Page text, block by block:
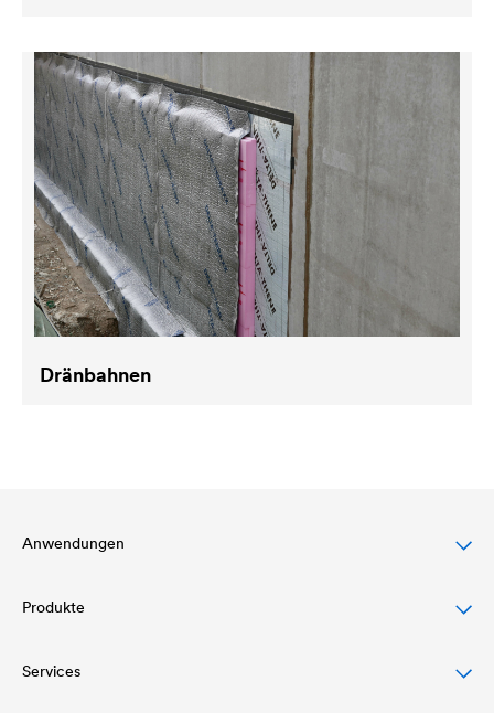
Dränbahnen
Anwendungen
Steildachschutz
Fassadenschutz & -gestaltung
Produkte
Dachbahnen
Services